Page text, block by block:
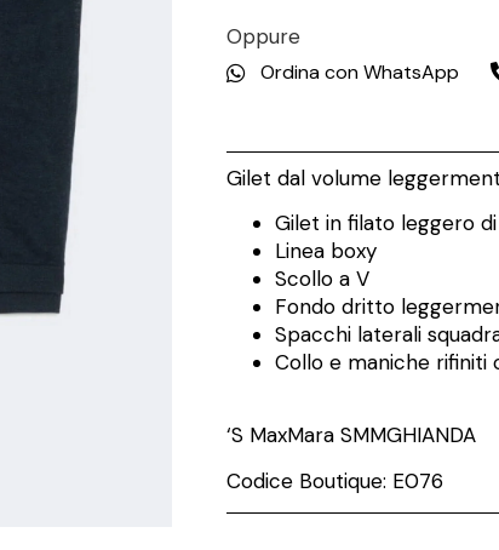
Oppure
Ordina con WhatsApp
Gilet dal volume
Gilet in filato leggero
Linea boxy
Scollo a V
Fondo dritto
Spacchi laterali
Collo e maniche rifiniti
‘S MaxMara SMMGHIANDA
Codice Boutique: E076